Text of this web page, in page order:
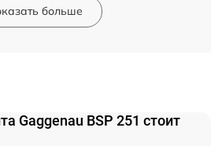
больше
Gaggenau BSP 251 стоит